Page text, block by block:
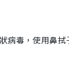
病毒，使用鼻拭